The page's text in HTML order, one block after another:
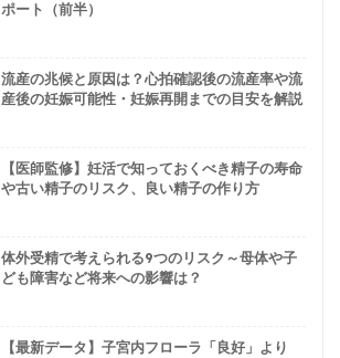
ポート（前半）
流産の兆候と原因は？心拍確認後の流産率や流
産後の妊娠可能性・妊娠再開までの目安を解説
【医師監修】妊活で知っておくべき精子の寿命
や古い精子のリスク、良い精子の作り方
体外受精で考えられる9つのリスク～母体や子
ども障害など将来への影響は？
【最新データ】子宮内フローラ「良好」より